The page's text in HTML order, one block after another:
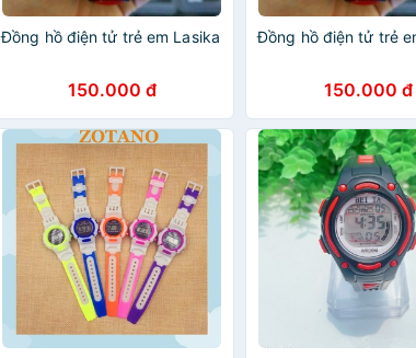
Đồng hồ điện tử trẻ em Lasika
150.000 đ
Đồng hồ điện tử trẻ
150.000 đ